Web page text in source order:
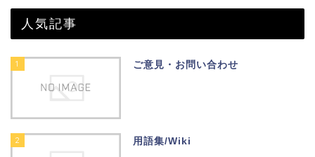
人気記事
1 ご意見・お問い合わせ
2 用語集/Wiki